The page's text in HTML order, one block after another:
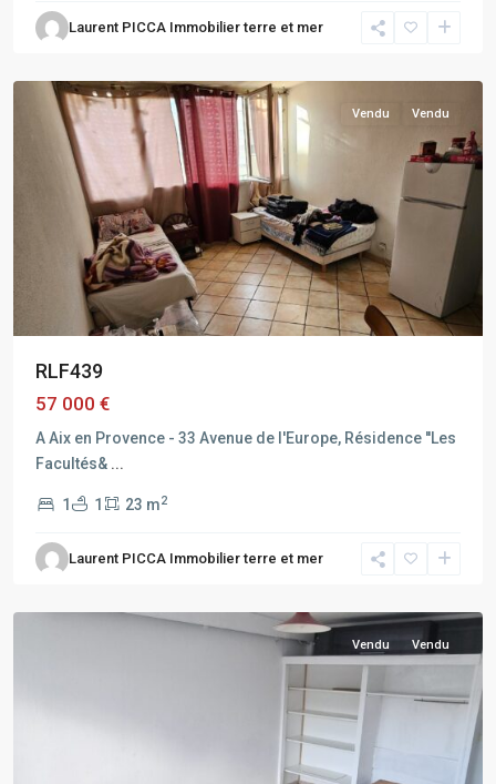
Laurent PICCA Immobilier terre et mer
AIX
EN
Vendu Vendu
RLF439
57 000 €
A Aix en Provence - 33 Avenue de l'Europe, Résidence ''Les
Facultés& ...
1 1 23 m2
Laurent PICCA Immobilier terre et mer
AIX
EN
Vendu Vendu